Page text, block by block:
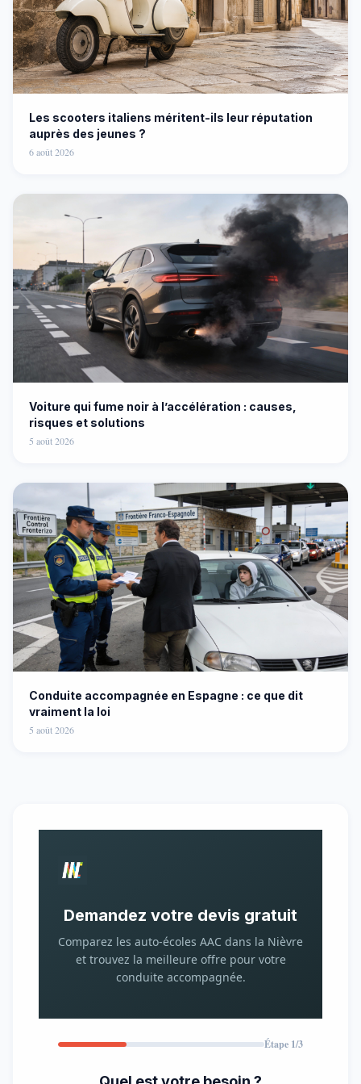
Les scooters italiens méritent-ils leur réputation
auprès des jeunes ?
6 août 2026
Voiture qui fume noir à l’accélération : causes,
risques et solutions
5 août 2026
Conduite accompagnée en Espagne : ce que dit
vraiment la loi
5 août 2026
Demandez votre devis gratuit
Comparez les auto-écoles AAC dans la Nièvre
et trouvez la meilleure offre pour votre
conduite accompagnée.
Étape 1/3